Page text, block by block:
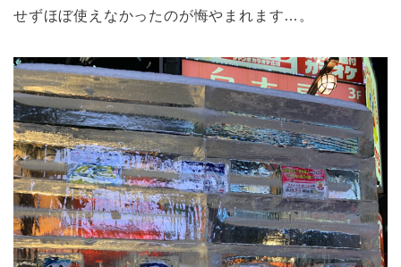
せずほぼ使えなかったのが悔やまれます…。